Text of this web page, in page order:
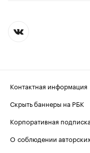
Контактная информация
Скрыть баннеры на РБК
Корпоративная подписка
О соблюдении